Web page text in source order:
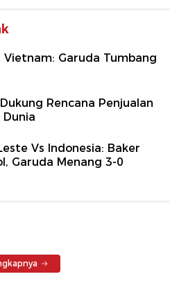
Vietnam: Garuda Tumbang
Rencana Penjualan
Dunia
Vs Indonesia: Baker
Garuda Menang 3-0